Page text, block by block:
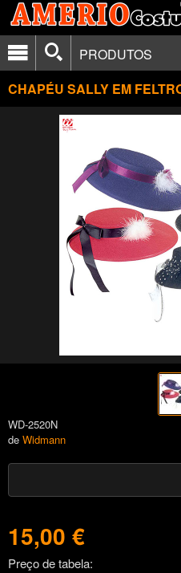
PRODUTOS
CHAPÉU SALLY EM
WD-2520N
de Widmann
15,00 €
Preço de tabela: